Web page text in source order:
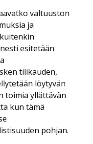
valtuuston
ja
esitetään
tilikauden,
löytyvän
toimia yllättävän
kun tämä
pohjan.